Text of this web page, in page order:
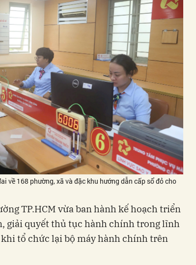
về 168 phường, xã và đặc khu hướng dẫn cấp sổ đỏ cho
TP.HCM vừa ban hành kế hoạch triển
giải quyết thủ tục hành chính trong lĩnh
tổ chức lại bộ máy hành chính trên